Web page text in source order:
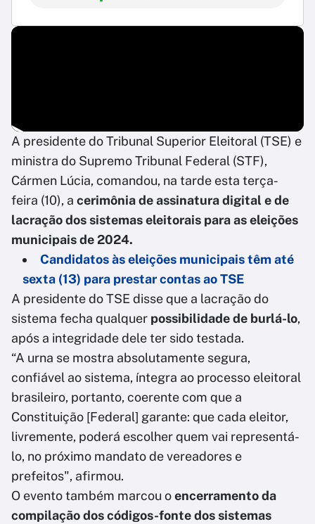
A presidente do Tribunal Superior Eleitoral (TSE) e
ministra do Supremo Tribunal Federal (STF),
Cármen Lúcia, comandou, na tarde esta terça-
feira (10), a cerimônia de assinatura digital e de
lacração dos sistemas eleitorais para as eleições
municipais de 2024.
Candidatos às eleições municipais têm até
sexta (13) para prestar contas ao TSE
A presidente do TSE disse que a lacração do
sistema fecha qualquer possibilidade de burlá-lo,
após a integridade dele ter sido testada.
“A urna se mostra absolutamente segura,
confiável ao sistema, íntegra ao processo eleitoral
brasileiro, portanto, coerente com que a
Constituição [Federal] garante: que cada eleitor,
livremente, poderá escolher quem vai representá-
lo, no próximo mandato de vereadores e
prefeitos", afirmou.
O evento também marcou oencerramento da
compilação dos códigos-fonte dos sistemas